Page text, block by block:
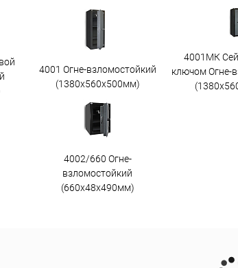
4001 Огне-взломостойкий
(1380х560х500мм)
4001МК
ключом Огне-
4002/660 Огне-
взломостойкий
(660х48х490мм)